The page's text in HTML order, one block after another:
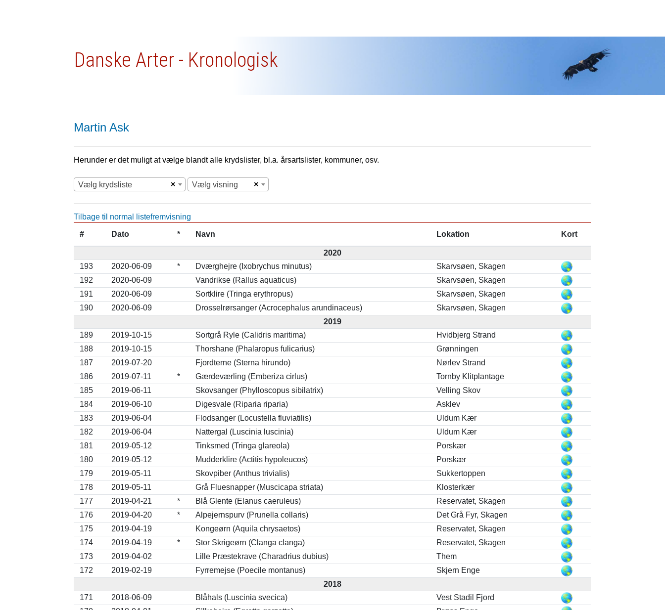
Danske Arter - Kronologisk
Martin Ask
Herunder er det muligt at vælge blandt alle krydslister, bl.a. årsartslister, kommuner, osv.
×
Vælg krydsliste ×
Vælg visning
Tilbage til normal listefremvisning
# Dato * Navn Lokation Kort
2020
193
2020-06-09 * Dværghejre (Ixobrychus minutus)
Skarvsøen, Skagen
192
2020-06-09 Vandrikse (Rallus aquaticus)
Skarvsøen, Skagen
191
2020-06-09 Sortklire (Tringa erythropus)
Skarvsøen, Skagen
190
2020-06-09 Drosselrørsanger (Acrocephalus arundinaceus)
Skarvsøen, Skagen
2019
189
2019-10-15 Sortgrå Ryle (Calidris maritima)
Hvidbjerg Strand
188
2019-10-15 Thorshane (Phalaropus fulicarius)
Grønningen
187
2019-07-20 Fjordterne (Sterna hirundo)
Nørlev Strand
186
2019-07-11 * Gærdeværling (Emberiza cirlus)
Tornby Klitplantage
185
2019-06-11 Skovsanger (Phylloscopus sibilatrix)
Velling Skov
184
2019-06-10 Digesvale (Riparia riparia)
Asklev
183
2019-06-04 Flodsanger (Locustella fluviatilis)
Uldum Kær
182
2019-06-04 Nattergal (Luscinia luscinia)
Uldum Kær
181
2019-05-12 Tinksmed (Tringa glareola)
Porskær
180
2019-05-12 Mudderklire (Actitis hypoleucos)
Porskær
179
2019-05-11 Skovpiber (Anthus trivialis)
Sukkertoppen
178
2019-05-11 Grå Fluesnapper (Muscicapa striata)
Klosterkær
177
2019-04-21 * Blå Glente (Elanus caeruleus)
Reservatet, Skagen
176
2019-04-20 * Alpejernspurv (Prunella collaris)
Det Grå Fyr, Skagen
175
2019-04-19 Kongeørn (Aquila chrysaetos)
Reservatet, Skagen
174
2019-04-19 * Stor Skrigeørn (Clanga clanga)
Reservatet, Skagen
173
2019-04-02 Lille Præstekrave (Charadrius dubius)
Them
172
2019-02-19 Fyrremejse (Poecile montanus)
Skjern Enge
2018
171
2018-06-09 Blåhals (Luscinia svecica)
Vest Stadil Fjord